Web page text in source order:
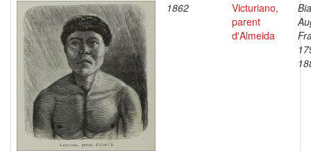
1862
Victuriano,
parent
d'Almeida